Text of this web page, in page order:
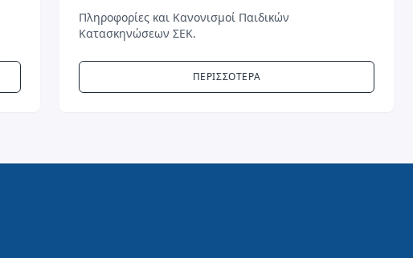
Πληροφορίες και Κανονισμοί Παιδικών
Κατασκηνώσεων ΣΕΚ.
ΠΕΡΙΣΣΟΤΕΡΑ